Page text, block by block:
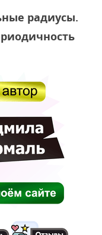
радиусы.